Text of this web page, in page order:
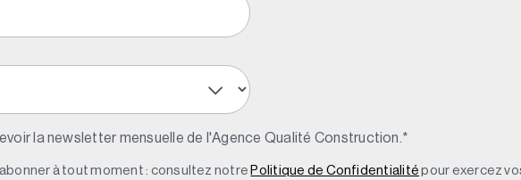
la newsletter mensuelle de l'Agence Qualité Construction. *
à tout moment : consultez notre Politique de Confidentialité pour exercez